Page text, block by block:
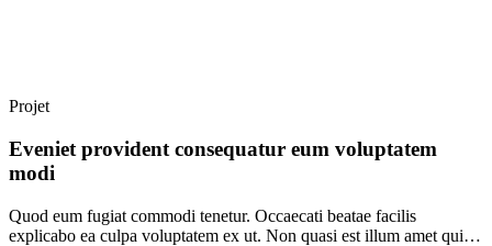
Projet
Eveniet provident consequatur eum voluptatem
modi
Quod eum fugiat commodi tenetur. Occaecati beatae facilis
explicabo ea culpa voluptatem ex ut. Non quasi est illum amet quia